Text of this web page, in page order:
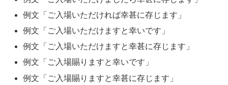
例文「ご入場いただければ幸甚に存じます」
例文「ご入場いただけますと幸いです」
例文「ご入場いただけますと幸甚に存じます」
例文「ご入場賜りますと幸いです」
例文「ご入場賜りますと幸甚に存じます」